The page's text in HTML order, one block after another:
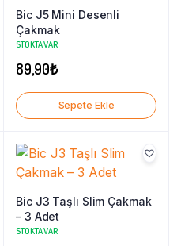
Bic J5 Mini Desenli
Çakmak
STOKTA VAR
89,90₺
Sepete Ekle
Bic J3 Taşlı Slim Çakmak
– 3 Adet
STOKTA VAR